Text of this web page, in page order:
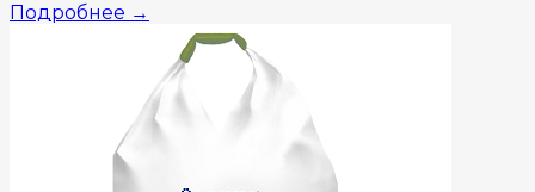
Подробнее →